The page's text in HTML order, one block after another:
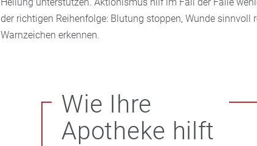
der richtigen Reihenfolge: Blutung stoppen, Wunde sinnvoll
Warnzeichen erkennen.
Wie Ihre
Apotheke hilft